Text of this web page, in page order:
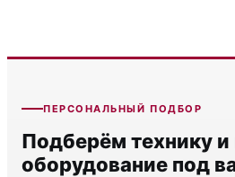
ПЕРСОНАЛЬНЫЙ ПОДБОР
Подберём технику и
оборудование под